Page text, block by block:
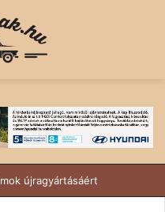
újragyártásáért